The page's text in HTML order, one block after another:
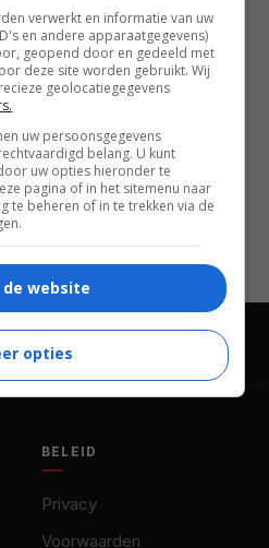
,Ingrid Tesch,
Arkin,Mary Black,Susan
,Marcel Maillard,Kelli
,Eric Keenleyside,
,Bill Marchant ,Annabel
.
filmoverzicht.
BELEID
Privacy
Voorwaarden
verwerkt en informatie van uw
en andere apparaatgegevens)
geopend door en gedeeld met
deze site worden gebruikt. Wij
geolocatiegegevens
uw persoonsgegevens
belang. U kunt
uw opties hieronder te
pagina of in het sitemenu naar
te beheren of in te trekken via de
de website
opties